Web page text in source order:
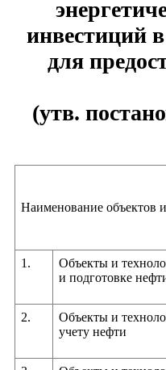
инвестиций
для
(утв.
Наименование объектов
1.
Объекты и
и подготовке
2.
Объекты и
учету нефти